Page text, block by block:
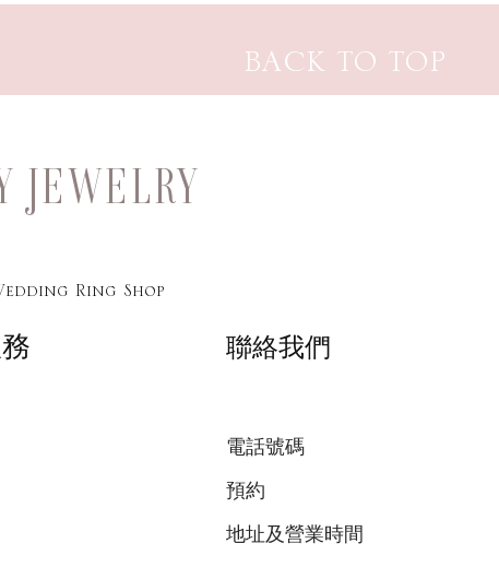
BACK TO TOP
JEWELRY
Ring Shop
聯絡我們
電話號碼
預約
地址及營業時間